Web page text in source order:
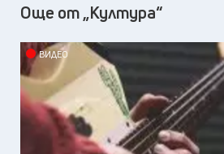
Още от „Култура“
ВИДЕО